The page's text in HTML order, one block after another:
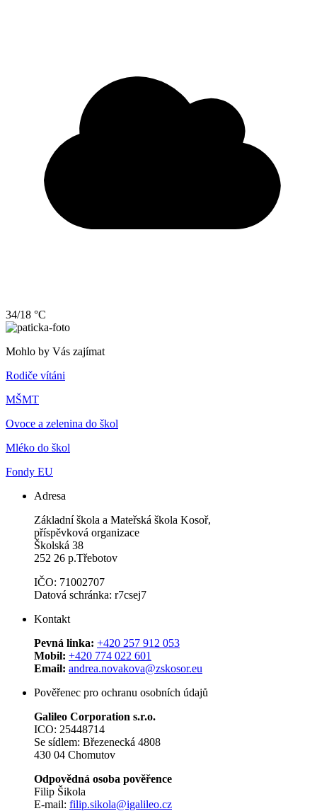
34/18 °C
Mohlo by Vás zajímat
Rodiče vítáni
MŠMT
Ovoce a zelenina do škol
Mléko do škol
Fondy EU
Adresa
Základní škola a Mateřská škola Kosoř,
příspěvková organizace
Školská 38
252 26 p.Třebotov
IČO: 71002707
Datová schránka: r7csej7
Kontakt
Pevná linka: +420 257 912 053
Mobil: +420 774 022 601
Email: andrea.novakova@zskosor.eu
Pověřenec pro ochranu osobních údajů
Galileo Corporation s.r.o.
ICO: 25448714
Se sídlem: Březenecká 4808
430 04 Chomutov
Odpovědná osoba pověřence
Filip Šikola
E-mail: filip.sikola@igalileo.cz